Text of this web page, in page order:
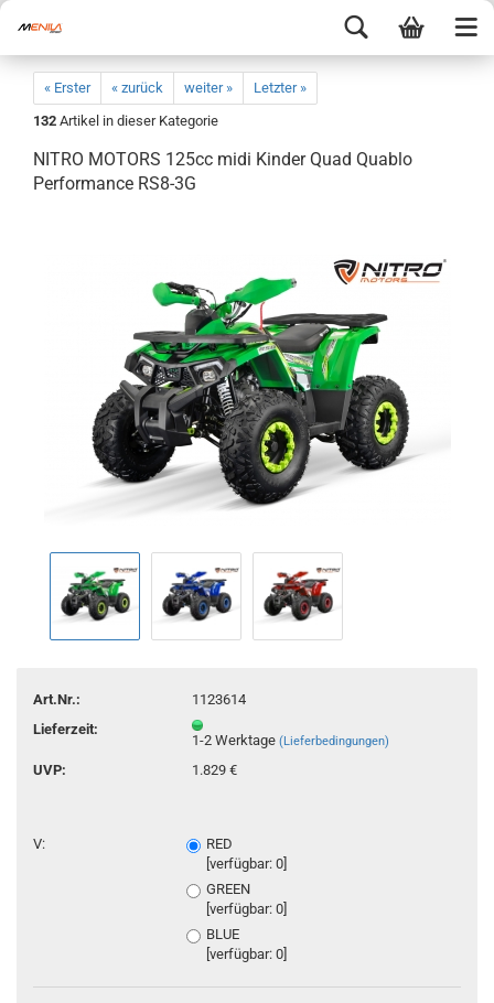
« Erster « zurück weiter »
Letzter »
132 Artikel in dieser Kategorie
NITRO MOTORS 125cc midi Kinder Quad Quablo
Performance RS8-3G
Art.Nr.:
1123614
Lieferzeit:
1-2 Werktage(Lieferbedingungen)
UVP: 1.829 €
V:
RED
[verfügbar: 0]
GREEN
[verfügbar: 0]
BLUE
[verfügbar: 0]